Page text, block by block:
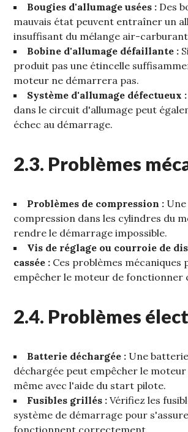
Bougies d'allumage usées : Des
mauvais état peuvent entraîner un
insuffisant du mélange air-
Bobine d'allumage défaillante :
produit pas une étincelle
moteur ne démarrera pas.
Système d'allumage défectueux :
dans le circuit d'allumage peut
échec au démarrage.
2.3. Problèmes
Problèmes de compression :
compression dans les cylindres du
rendre le démarrage impossible.
Vis de réglage ou courroie de
cassée : Ces problèmes mécaniques
empêcher le moteur de
2.4. Problèmes
Batterie déchargée : Une
déchargée peut empêcher le moteur
même avec l'aide du start pilote.
Fusibles grillés : Vérifiez les
système de démarrage pour
fonctionnent correctement.